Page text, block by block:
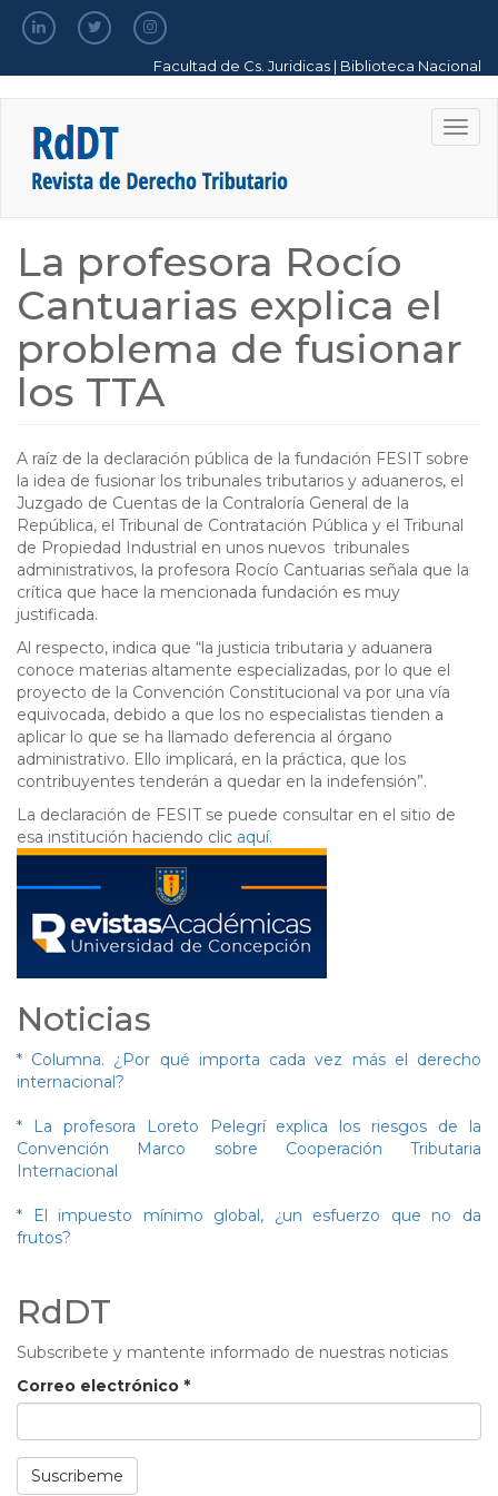
Pasar
principal
Facultad de Cs. Juridicas | Biblioteca Nacional
La profesora Rocío
Cantuarias explica el
problema de fusionar
los TTA
A raíz de la declaración pública de la fundación FESIT sobre
la idea de fusionar los tribunales tributarios y aduaneros, el
Juzgado de Cuentas de la Contraloría General de la
República, el Tribunal de Contratación Pública y el Tribunal
de Propiedad Industrial en unos nuevos tribunales
administrativos, la profesora Rocío Cantuarias señala que la
crítica que hace la mencionada fundación es muy
justificada.
Al respecto, indica que “la justicia tributaria y aduanera
conoce materias altamente especializadas, por lo que el
proyecto de la Convención Constitucional va por una vía
equivocada, debido a que los no especialistas tienden a
aplicar lo que se ha llamado deferencia al órgano
administrativo. Ello implicará, en la práctica, que los
contribuyentes tenderán a quedar en la indefensión”.
La declaración de FESIT se puede consultar en el sitio de
esa institución haciendo clic aquí.
Noticias
* Columna. ¿Por qué importa cada vez más el derecho
internacional?
* La profesora Loreto Pelegrí explica los riesgos de la
Convención Marco sobre Cooperación Tributaria
Internacional
* El impuesto mínimo global, ¿un esfuerzo que no da
frutos?
RdDT
Subscribete y mantente informado de nuestras noticias
Correo electrónico *
Suscribeme